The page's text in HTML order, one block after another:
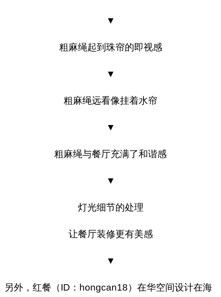
▼
粗麻绳起到珠帘的即视感
▼
粗麻绳远看像挂着水帘
▼
粗麻绳与餐厅充满了和谐感
▼
灯光细节的处理
让餐厅装修更有美感
▼
另外，红餐（ID：hongcan18）在华空间设计在海